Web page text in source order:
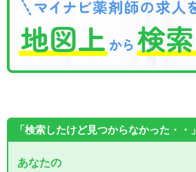
「検索したけど見つからなかった・・」
あなたの